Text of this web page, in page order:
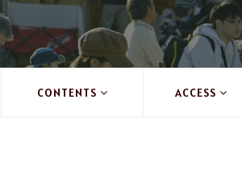
CONTENTS ACCESS